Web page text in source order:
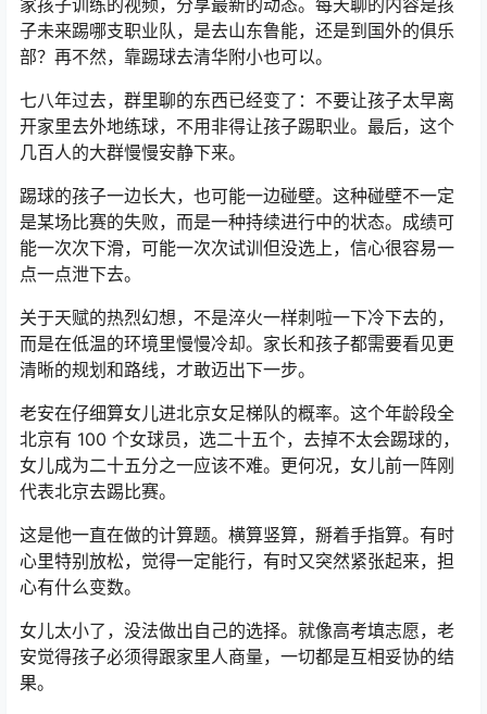
家孩子训练的视频，分享最新的动态。每天聊的内容是孩
子未来踢哪支职业队，是去山东鲁能，还是到国外的俱乐
部？再不然，靠踢球去清华附小也可以。
七八年过去，群里聊的东西已经变了：不要让孩子太早离
开家里去外地练球，不用非得让孩子踢职业。最后，这个
几百人的大群慢慢安静下来。
踢球的孩子一边长大，也可能一边碰壁。这种碰壁不一定
是某场比赛的失败，而是一种持续进行中的状态。成绩可
能一次次下滑，可能一次次试训但没选上，信心很容易一
点一点泄下去。
关于天赋的热烈幻想，不是淬火一样刺啦一下冷下去的，
而是在低温的环境里慢慢冷却。家长和孩子都需要看见更
清晰的规划和路线，才敢迈出下一步。
老安在仔细算女儿进北京女足梯队的概率。这个年龄段全
北京有 100 个女球员，选二十五个，去掉不太会踢球的，
女儿成为二十五分之一应该不难。更何况，女儿前一阵刚
代表北京去踢比赛。
这是他一直在做的计算题。横算竖算，掰着手指算。有时
心里特别放松，觉得一定能行，有时又突然紧张起来，担
心有什么变数。
女儿太小了，没法做出自己的选择。就像高考填志愿，老
安觉得孩子必须得跟家里人商量，一切都是互相妥协的结
果。